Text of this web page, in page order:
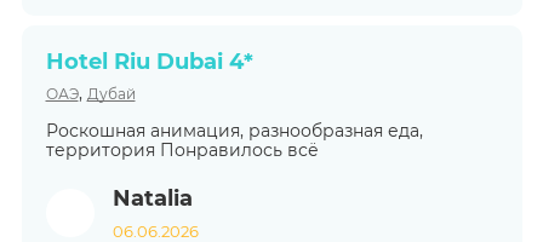
Hotel Riu Dubai 4*
ОАЭ, Дубай
Роскошная анимация, разнообразная еда,
территория Понравилось всё
Natalia
06.06.2026